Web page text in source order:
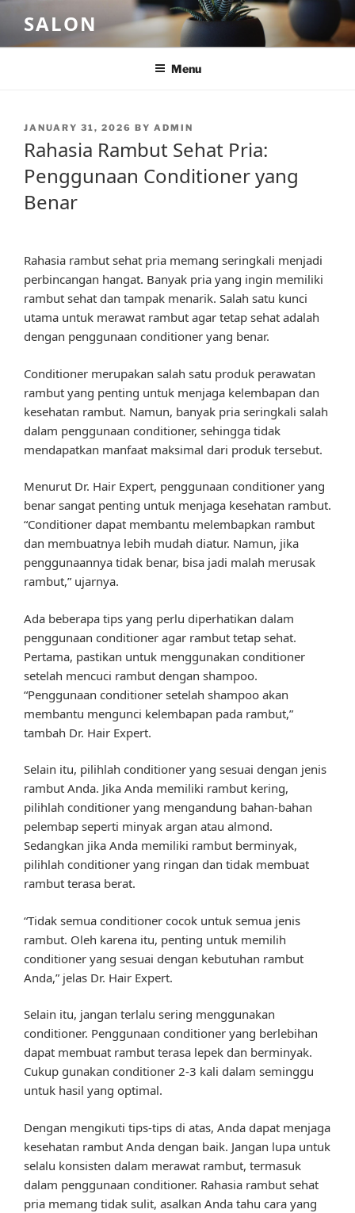
content
SALON
Menu
POSTED
JANUARY 31, 2026 BY ADMIN
Rahasia Rambut Sehat Pria:
Penggunaan Conditioner yang
Benar
Rahasia rambut sehat pria memang seringkali menjadi
perbincangan hangat. Banyak pria yang ingin memiliki
rambut sehat dan tampak menarik. Salah satu kunci
utama untuk merawat rambut agar tetap sehat adalah
dengan penggunaan conditioner yang benar.
Conditioner merupakan salah satu produk perawatan
rambut yang penting untuk menjaga kelembapan dan
kesehatan rambut. Namun, banyak pria seringkali salah
dalam penggunaan conditioner, sehingga tidak
mendapatkan manfaat maksimal dari produk tersebut.
Menurut Dr. Hair Expert, penggunaan conditioner yang
benar sangat penting untuk menjaga kesehatan rambut.
“Conditioner dapat membantu melembapkan rambut
dan membuatnya lebih mudah diatur. Namun, jika
penggunaannya tidak benar, bisa jadi malah merusak
rambut,” ujarnya.
Ada beberapa tips yang perlu diperhatikan dalam
penggunaan conditioner agar rambut tetap sehat.
Pertama, pastikan untuk menggunakan conditioner
setelah mencuci rambut dengan shampoo.
“Penggunaan conditioner setelah shampoo akan
membantu mengunci kelembapan pada rambut,”
tambah Dr. Hair Expert.
Selain itu, pilihlah conditioner yang sesuai dengan jenis
rambut Anda. Jika Anda memiliki rambut kering,
pilihlah conditioner yang mengandung bahan-bahan
pelembap seperti minyak argan atau almond.
Sedangkan jika Anda memiliki rambut berminyak,
pilihlah conditioner yang ringan dan tidak membuat
rambut terasa berat.
“Tidak semua conditioner cocok untuk semua jenis
rambut. Oleh karena itu, penting untuk memilih
conditioner yang sesuai dengan kebutuhan rambut
Anda,” jelas Dr. Hair Expert.
Selain itu, jangan terlalu sering menggunakan
conditioner. Penggunaan conditioner yang berlebihan
dapat membuat rambut terasa lepek dan berminyak.
Cukup gunakan conditioner 2-3 kali dalam seminggu
untuk hasil yang optimal.
Dengan mengikuti tips-tips di atas, Anda dapat menjaga
kesehatan rambut Anda dengan baik. Jangan lupa untuk
selalu konsisten dalam merawat rambut, termasuk
dalam penggunaan conditioner. Rahasia rambut sehat
pria memang tidak sulit, asalkan Anda tahu cara yang